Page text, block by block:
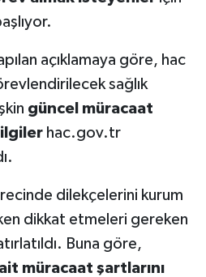
açıklamaya göre, hac
sağlık
güncel müracaat
hac.gov.tr
dilekçelerini kurum
dikkat etmeleri gereken
Buna göre,
müracaat şartlarını